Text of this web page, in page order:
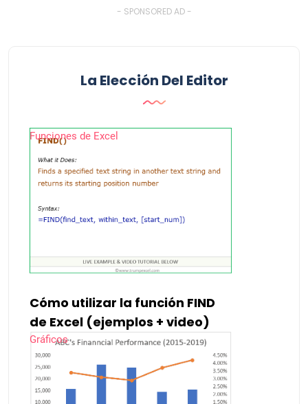
- SPONSORED AD -
La Elección Del Editor
Funciones de Excel
Cómo utilizar la función FIND
de Excel (ejemplos + video)
Gráficos